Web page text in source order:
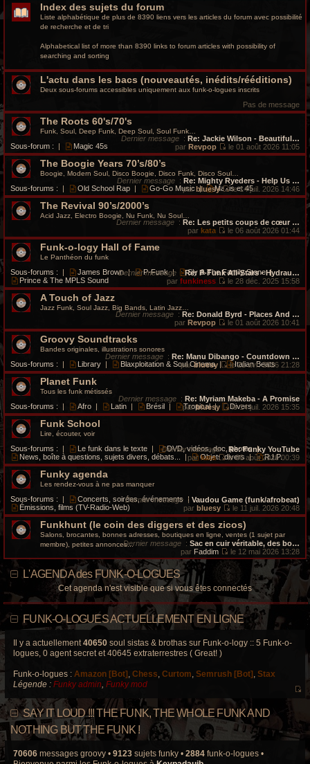
v
Index des sujets du forum
Liste alphabétique de plus de 8390 liens vers les articles du forum avec possibilité
de recherche et de tri
Alphabetical list of more than 8390 links to forum articles with possibility of
searching and sorting
L'actu dans les bacs (nouveautés, inédits/rééditions)
Deux sous-forums accessibles uniquement aux funk-o-logues inscrits
Pas de message
The Roots 60's/70's
Funk, Soul, Deep Funk, Deep Soul, Soul Funk…
Sous-forum : | Magic 45s
Dernier message : Re: Jackie Wilson - Beautiful…
par Revpop
V
r
l
e
r
n
i
e
s
s
e
le 01 août 2026 11:05
The Boogie Years 70’s/80’s
Boogie, Modern Soul, Disco Boogie, Disco Funk, Disco Soul…
Sous-forums : | Old School Rap | Go-Go Music | Maxis et 45
Dernier message : Re: Mighty Ryeders - Help Us …
parbluesy
V
r
l
e
n
i
e
e
s
s
e
le 14 juil. 2026 14:46
The Revival 90’s/2000’s
Acid Jazz, Electro Boogie, Nu Funk, Nu Soul…
Dernier message : Re: Les petits coups de cœur …
par kata
V
l
e
d
n
e
e
s
s
e
le 06 août 2026 01:44
Funk-o-logy Hall of Fame
Le Panthéon du funk
Sous-forums : | James Brown | P-Funk | Sly & The Family Stone |
Prince & The MPLS Sound
Dernier message :Re: P-Funk All-Stars - Hydrau…
par funkiness
V
r
e
r
n
i
m
e
s
e
le 28 déc. 2025 15:58
A Touch of Jazz
Jazz Funk, Soul Jazz, Big Bands, Latin Jazz…
Dernier message : Re: Donald Byrd - Places And …
par Revpop
V
r
l
e
r
n
i
e
s
s
le 01 août 2026 10:41
Groovy Soundtracks
Bandes originales, illustrations sonores
Sous-forums : | Library | Blaxploitation & Soul Cinema | Italian Beats
Dernier message : Re: Manu Dibango - Countdown …
parbluesy
V
r
l
e
n
i
e
s
a
e
le 21 avr. 2026 21:28
Planet Funk
Tous les funk métissés
Sous-forums : | Afro | Latin | Brésil | Tropical | Divers
Dernier message : Re: Myriam Makeba - A Promise
parbluesy
V
l
e
d
i
e
r
m
e
s
s
a
g
e
le 14 juil. 2026 15:35
Funk School
Lire, écouter, voir
Sous-forums : | Le funk dans le texte | DVD, vidéos, doc, photos |
News, boîte à questions, sujets divers, débats...
| Objets divers | R.I.P.
Dernier message:Re: Funky YouTube
parkata
V
l
e
d
e
r
n
i
e
m
e
s
s
a
g
e
le 06 août 2026 00:39
Funky agenda
Les rendez-vous à ne pas manquer
Sous-forums : | Concerts, soirées, événements |
Émissions, films (TV-Radio-Web)
Dernier message : Vaudou Game (funk/afrobeat)
par bluesy
V
o
r
l
e
e
r
n
i
e
r
m
e
s
s
e
le 11 juil. 2026 20:48
Funkhunt (le coin des diggers et des zicos)
Salons, brocantes, bonnes adresses, boutiques en ligne, ventes (1 sujet par
membre), petites annonces...Dernier message : Sac en cuir véritable, des bo…
par Faddim
V
o
i
r
e
d
e
r
i
e
a
g
e
le 12 mai 2026 13:28
L'AGENDA des FUNK-O-LOGUES
Cet agenda n'est visible que si vous êtes connectés
FUNK-O-LOGUES ACTUELLEMENT EN LIGNE
Il y a actuellement 40650 soul sistas & brothas sur Funk-o-logy :: 5 Funk-o-
logues, 0 agent secret et 40645 extraterrestres ( Great! )
Funk-o-logues : Amazon [Bot] Chess Curtom Semrush [Bot] Stax
Légende : Funky admin Funky mod
e
d
SAY IT LOUD !!! THE FUNK, THE WHOLE FUNK AND
NOTHING BUT THE FUNK !
70606 messages groovy • 9123 sujets funky • 2884 funk-o-logues •